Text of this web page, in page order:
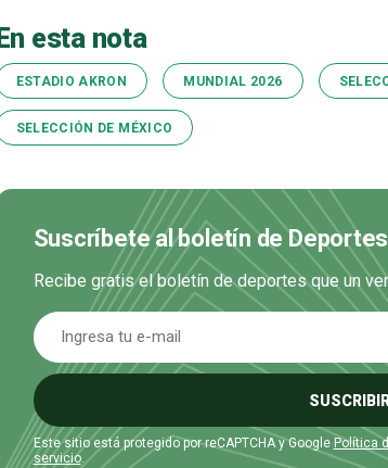
En esta nota
ESTADIO AKRON MUNDIAL 2026
SELECCIÓN DE MÉXICO
Suscríbete al boletín de Deportes
Recibe gratis el boletín de deportes que un
Este sitio está protegido por reCAPTCHA y Google Política
servicio.